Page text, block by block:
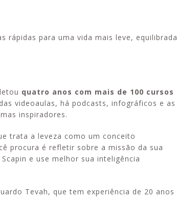
rápidas para uma vida mais leve, equilibrada
quatro anos com mais de 100 cursos
videoaulas, há podcasts, infográficos e as
inspiradores.
trata a leveza como um conceito
procura é refletir sobre a missão da sua
e use melhor sua inteligência
Tevah, que tem experiência de 20 anos